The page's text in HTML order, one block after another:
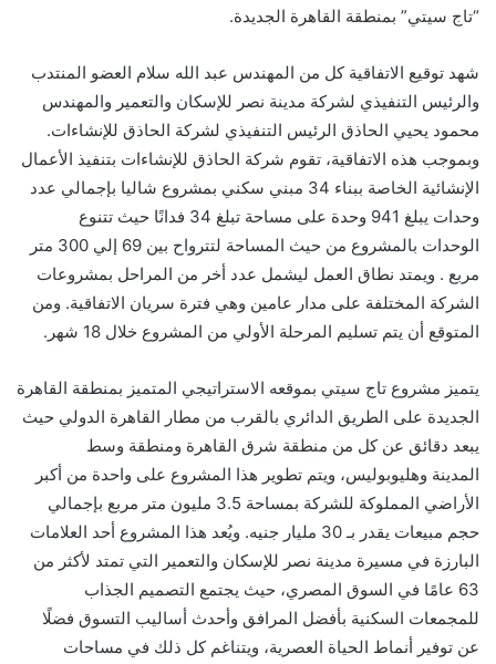
“تاج سيتي” بمنطقة القاهرة الجديدة.
شهد توقيع الاتفاقية كل من المهندس عبد الله سلام العضو المنتدب
والرئيس التنفيذي لشركة مدينة نصر للإسكان والتعمير والمهندس
محمود يحيي الحاذق الرئيس التنفيذي لشركة الحاذق للإنشاءات.
وبموجب هذه الاتفاقية، تقوم شركة الحاذق للإنشاءات بتنفيذ الأعمال
الإنشائية الخاصة ببناء 34 مبني سكني بمشروع شاليا بإجمالي عدد
وحدات يبلغ 941 وحدة على مساحة تبلغ 34 فدانًا
حيث تتنوع
الوحدات بالمشروع من حيث المساحة لتترواح بين 69 إلي 300 متر
مربع . ويمتد نطاق العمل ليشمل عدد أخر من المراحل بمشروعات
الشركة المختلفة على مدار عامين وهي فترة سريان الاتفاقية. ومن
المتوقع أن يتم تسليم المرحلة الأولي من المشروع خلال 18 شهر.
يتميز مشروع تاج سيتي بموقعه الاستراتيجي المتميز بمنطقة القاهرة
الجديدة على الطريق الدائري بالقرب من مطار القاهرة الدولي حيث
يبعد دقائق عن كل من منطقة شرق القاهرة ومنطقة وسط
المدينة وهليوبوليس، ويتم تطوير هذا المشروع على واحدة من أكبر
الأراضي المملوكة للشركة بمساحة 3.5 مليون متر مربع بإجمالي
حجم مبيعات يقدر بـ30 مليار جنيه. ويُعد هذا المشروع أحد العلامات
البارزة في مسيرة مدينة نصر للإسكان والتعمير التي تمتد لأكثر من
63 عامًا في السوق المصري، حيث يجتمع التصميم الجذاب
للمجمعات السكنية بأفضل المرافق وأحدث أساليب التسوق فضلًا
عن توفير أنماط الحياة العصرية، ويتناغم كل ذلك في مساحات